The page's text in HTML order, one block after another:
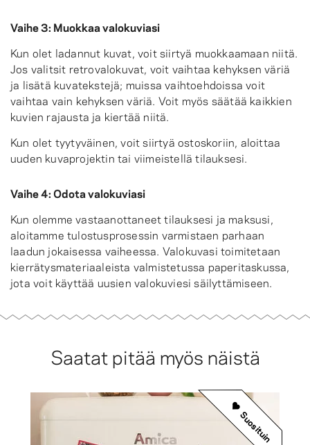
Vaihe 3: Muokkaa valokuviasi
Kun olet ladannut kuvat, voit siirtyä muokkaamaan niitä.
Jos valitsit retrovalokuvat, voit vaihtaa kehyksen väriä
ja lisätä kuvatekstejä; muissa vaihtoehdoissa voit
vaihtaa vain kehyksen väriä. Voit myös säätää kaikkien
kuvien rajausta ja kiertää niitä.
Kun olet tyytyväinen, voit siirtyä ostoskoriin, aloittaa
uuden kuvaprojektin tai viimeistellä tilauksesi.
Vaihe 4: Odota valokuviasi
Kun olemme vastaanottaneet tilauksesi ja maksusi,
aloitamme tulostusprosessin varmistaen parhaan
laadun jokaisessa vaiheessa. Valokuvasi toimitetaan
kierrätysmateriaaleista valmistetussa paperitaskussa,
jota voit käyttää uusien valokuviesi säilyttämiseen.
Saatat pitää myös näistä
Suosituin